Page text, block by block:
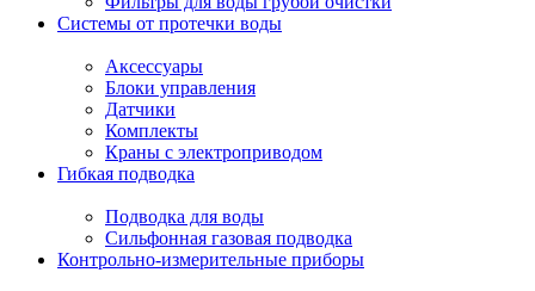
Системы от протечки воды
Аксессуары
Блоки управления
Датчики
Комплекты
Краны с электроприводом
Гибкая подводка
Подводка для воды
Сильфонная газовая подводка
Контрольно-измерительные приборы